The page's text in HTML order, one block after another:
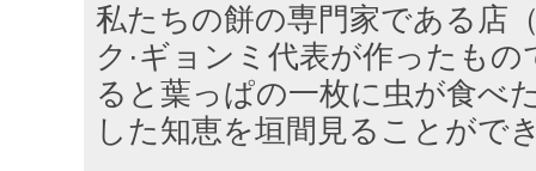
私たちの餅の専門家である店
ク·ギョンミ代表が作ったも
ると葉っぱの一枚に虫が食べ
した知恵を垣間見ることがで